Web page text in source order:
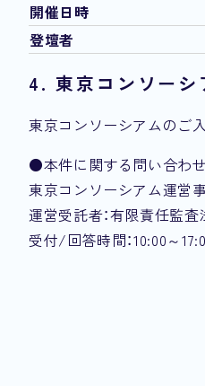
開催日時
登壇者
4. 東京コンソーシ
東京コンソーシアムのご
●本件に関する問い合わせ
東京コンソーシアム運営
運営受託者：有限責任監
受付/回答時間：10:00～